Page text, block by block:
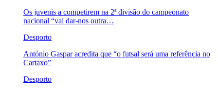
Os juvenis a competirem na 2ª divisão do campeonato
nacional “vai dar-nos outra…
Desporto
António Gaspar acredita que “o futsal será uma referência no
Cartaxo”
Desporto